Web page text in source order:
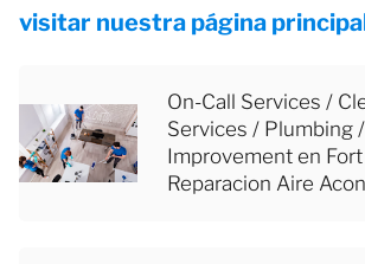
visitar nuestra página
On-Call Services /
Services / Plumbing
Improvement en
Reparacion Aire